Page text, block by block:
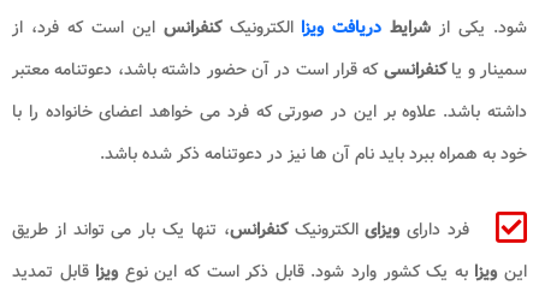
شود. یکی از شرایط دریافت ویزا الکترونیککنفرانس این است که فرد، از
سمینار و یاکنفرانسیکه قرار است در آن حضور داشته باشد، دعوتنامه معتبر
داشته باشد. علاوه بر این در صورتی که فرد می خواهد اعضای خانواده را با
خود به همراه ببرد باید نام آن ها نیز در دعوتنامه ذکر شده باشد.
فرد دارای ویزایالکترونیککنفرانس، تنها یک بار می تواند از طریق
این ویزابه یک کشور وارد شود. قابل ذکر است که این نوع ویزاقابل تمدید